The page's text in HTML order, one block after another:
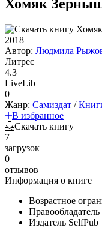
Хомяк
2018
Автор: Людмила
Литрес
4.3
LiveLib
0
Жанр: Самиздат /
В избранное
Скачать книгу
7
загрузок
0
отзывов
Информация о книге
Возрастное
Правообладатель
Издатель SelfPub